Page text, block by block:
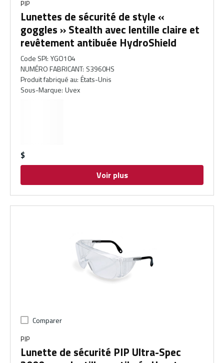
PIP
Lunettes de sécurité de style «
goggles » Stealth avec lentille claire et
revêtement antibuée HydroShield
Code SPI: YGO104
NUMÉRO FABRICANT: S3960HS
Produit fabriqué au: États-Unis
Sous-Marque: Uvex
$
Voir plus
Comparer
PIP
Lunette de sécurité PIP Ultra-Spec